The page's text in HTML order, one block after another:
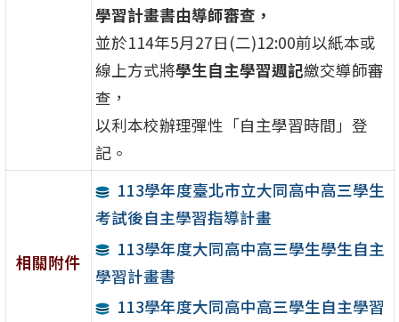
學習計畫書由導師審查，
並於114年5月27日(二)12:00前以紙本或
線上方式將學生自主學習週記繳交導師審
查，
以利本校辦理彈性「自主學習時間」登
記。
相關附件
113學年度臺北市立大同高中高三學生
考試後自主學習指導計畫
113學年度大同高中高三學生學生自主
學習計畫書
113學年度大同高中高三學生自主學習